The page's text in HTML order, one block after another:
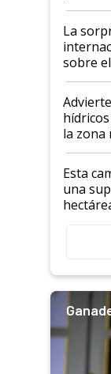
todas
La
sobre
"Estoy
la zona
Esta
una
salto